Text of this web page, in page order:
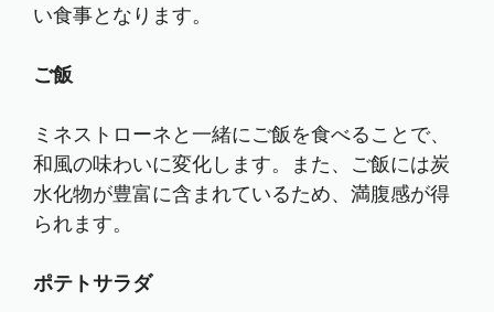
い食事となります。
ご飯
ミネストローネと一緒にご飯を食べることで、
和風の味わいに変化します。また、ご飯には炭
水化物が豊富に含まれているため、満腹感が得
られます。
ポテトサラダ